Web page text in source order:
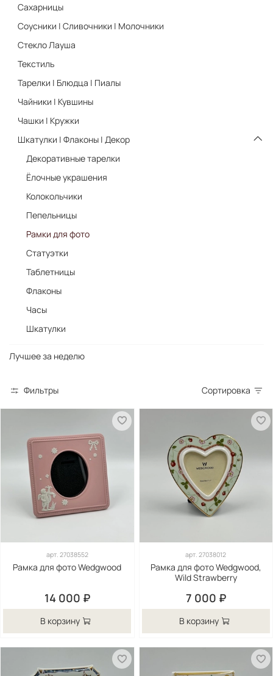
Фильтры Сортировка
арт. 27038552
Рамка для фото Wedgwood
14 000 ₽
В корзину
арт.27038012
Рамка для фото Wedgwood,
Wild Strawberry
7 000 ₽
В корзину
Сахарницы
Соусники | Сливочники | Молочники
Стекло Лауша
Текстиль
Тарелки | Блюдца | Пиалы
Чайники | Кувшины
Чашки | Кружки
Шкатулки | Флаконы | Декор
Декоративные тарелки
Ёлочные украшения
Колокольчики
Пепельницы
Рамки для фото
Статуэтки
Таблетницы
Флаконы
Часы
Шкатулки
Лучшее за неделю